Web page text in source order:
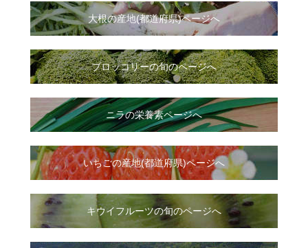
大根の産地(都道府県)ページへ
ブロッコリーの旬のページへ
ニラの栄養素ページへ
いちごの産地(都道府県)ページへ
キウイフルーツの旬のページへ